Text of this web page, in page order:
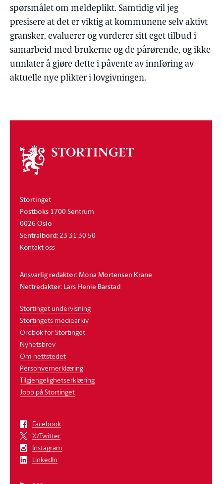
spørsmålet om meldeplikt. Samtidig vil jeg
presisere at det er viktig at kommunene selv aktivt
gransker, evaluerer og vurderer sitt eget tilbud i
samarbeid med brukerne og de pårørende, og ikke
unnlater å gjøre dette i påvente av innføring av
aktuelle nye plikter i lovgivningen.
Om
stortinget
Stortinget
Postboks 1700 Sentrum
0026 Oslo
Sentralbord: 23 31 30 50
Kontakt oss
Ansvarlig redaktør: Mona Mortensen Krane
Nettredaktør: Lars Henie Barstad
Stortinget undervisning
Stortingets mediearkiv
Ordbok for Stortinget
Nyhetsbrev
Om nettstedet
Personvernerklæring
Tilgjengelighetserklæring
Jobb på Stortinget
Facebook
X/Twitter
Instagram
LinkedIn